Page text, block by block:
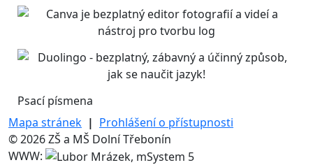
Psací písmena
Mapa stránek | Prohlášení o přístupnosti
© 2026 ZŠ a MŠ Dolní Třebonín
WWW: